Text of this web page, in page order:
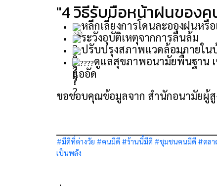
"4 วิธีรับมือหน้าฝนของค
หลีกเลี่ยงการโดนละอองฝนหรื
ระวังอุบัติเหตุจากการลื่นล้ม
ปรับปรุงสภาพแวดล้อมภายใน
ดูแลสุขภาพอนามัยพื้นฐาน เ
แออัด
ขอขอบคุณข้อมูลจาก สำนักอนามัยผู้สู
#มีดีที่ต่างวัย #คนมีดี #ร้านนี้มีดี #ชุมชนคนมีดี #ตล
เป็นพลัง